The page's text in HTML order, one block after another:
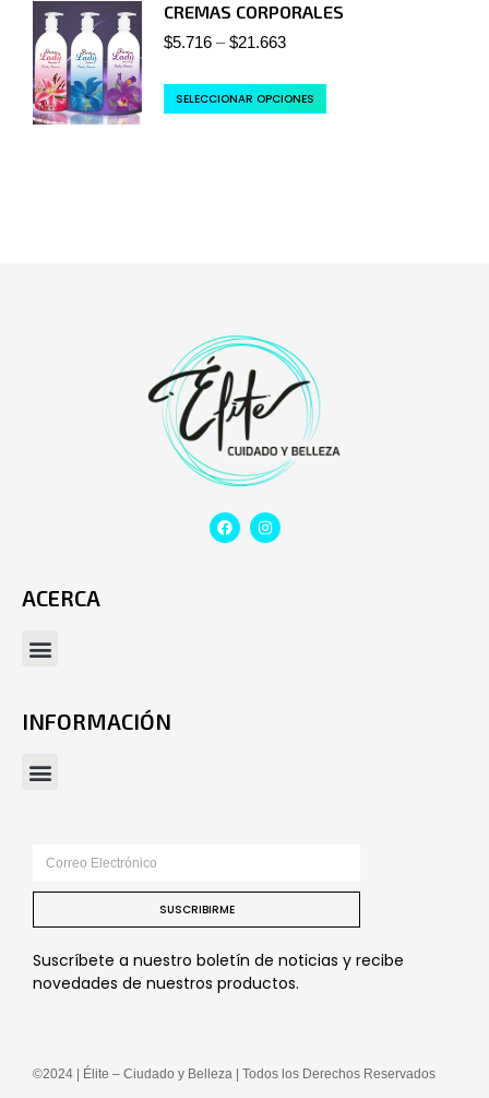
CREMAS CORPORALES
$5.716 –$21.663
SELECCIONAR OPCIONES
ACERCA
INFORMACIÓN
SUSCRIBIRME
Suscríbete a nuestro boletín de noticias y recibe
novedades de nuestros productos.
©2024 | Élite – Ciudado y Belleza | Todos los Derechos Reservados